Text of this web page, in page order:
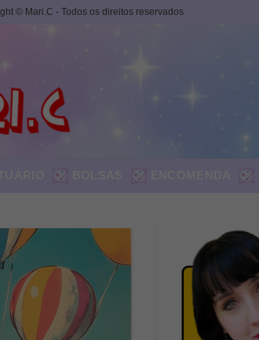
© Mari.C - Todos os direitos reservados